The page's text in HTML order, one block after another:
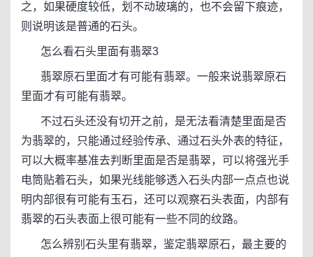
之，如果硬度较低，划不动玻璃的，也不会留下痕迹，
则说明该是普通的石头。
怎么看石头里面有翡翠3
翡翠原石里面才有可能有翡翠。一般来说翡翠原石
里面才有可能有翡翠。
不过石头还没有切开之前，是无法看清楚里面是否
为翡翠的，只能通过经验传承、通过石头外表的特征，
可以大概率基准去判断里面是否是翡翠，可以将强光手
电筒贴着石头，如果光线能够透入石头内部一点点也说
明内部很有可能有玉石，还可以观察石头表面，内部有
翡翠的石头表面上很可能有一些不同的纹路。
怎么辨别石头里有翡翠，鉴定翡翠原石，最主要的